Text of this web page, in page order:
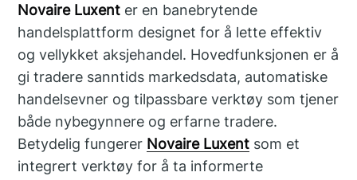
Novaire Luxent er en banebrytende
handelsplattform designet for å lette effektiv
og vellykket aksjehandel. Hovedfunksjonen er å
gi tradere sanntids markedsdata, automatiske
handelsevner og tilpassbare verktøy som tjener
både nybegynnere og erfarne tradere.
Betydelig fungerer Novaire Luxent som et
integrert verktøy for å ta informerte